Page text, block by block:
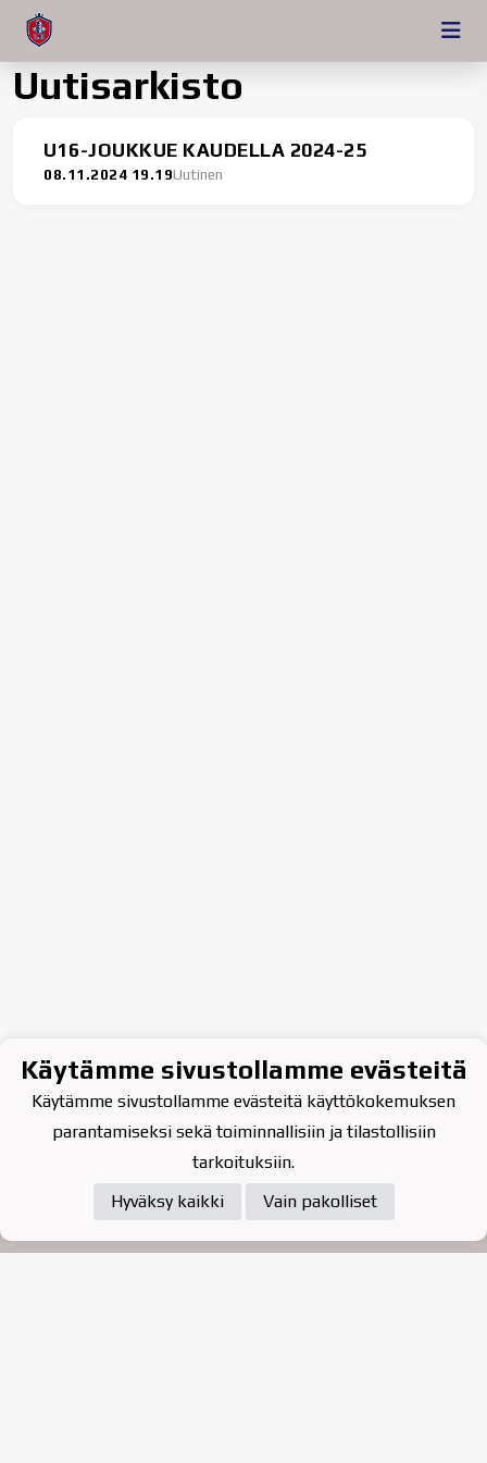
Uutisarkisto
U16-JOUKKUE KAUDELLA 2024-25
08.11.2024 19.19Uutinen
Tietosuojaseloste
Käytämme sivustollamme evästeitä
Käytämme sivustollamme evästeitä käyttökokemuksen
parantamiseksi sekä toiminnallisiin ja tilastollisiin
tarkoituksiin.
Hyväksy kaikki
Vain pakolliset